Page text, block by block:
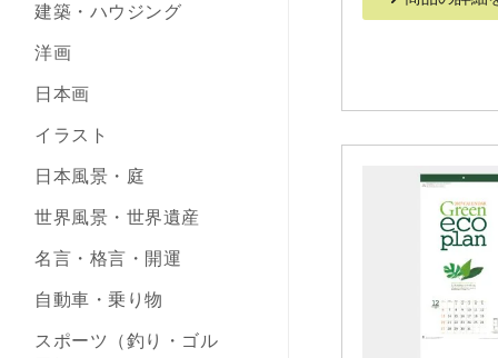
建築・ハウジング
洋画
日本画
イラスト
日本風景・庭
世界風景・世界遺産
名言・格言・開運
自動車・乗り物
スポーツ（釣り・ゴル